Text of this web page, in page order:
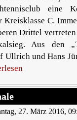
eine
C.
Drittel
Aus den
Ullrich und Hans
27. März 2016,